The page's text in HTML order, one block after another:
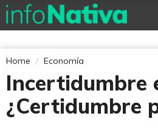
Home Economía
Incertidumbre
¿Certidumbre